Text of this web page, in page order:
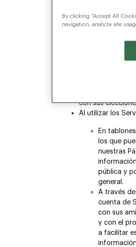
Estos
de la
entrega
con sus
Al utilizar los
En
los que
nuestras
pública y
general.
A través
cuenta de
con sus
y con el
a facilitar
By clicking “Accept All
navigation, analyze site